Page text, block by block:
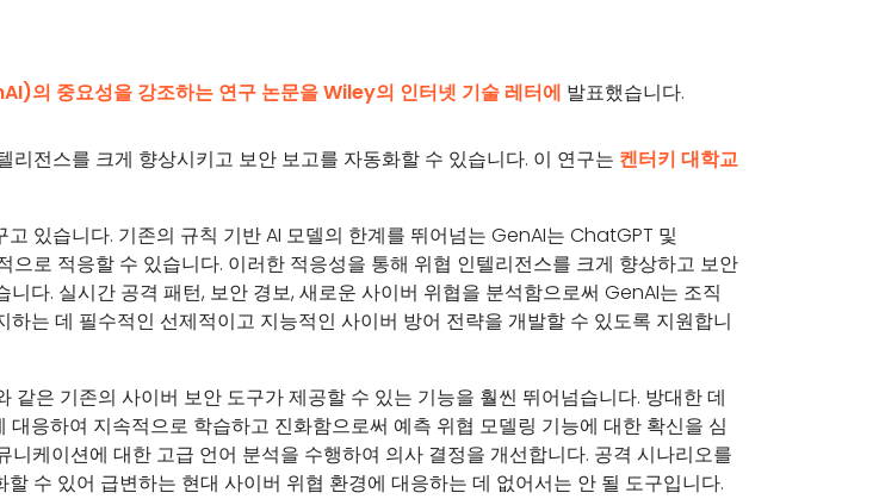
의 중요성을 강조하는 연구 논문을 Wiley의 인터넷 기술 레터에 발표했습니다.
전스를 크게 향상시키고 보안 보고를 자동화할 수 있습니다. 이 연구는 켄터키 대학교
있습니다. 기존의 규칙 기반 AI 모델의 한계를 뛰어넘는 GenAI는 ChatGPT 및
로 적응할 수 있습니다. 이러한 적응성을 통해 위협 인텔리전스를 크게 향상하고 보안
다. 실시간 공격 패턴, 보안 경보, 새로운 사이버 위협을 분석함으로써 GenAI는 조직
는 데 필수적인 선제적이고 지능적인 사이버 방어 전략을 개발할 수 있도록 지원합니
은 기존의 사이버 보안 도구가 제공할 수 있는 기능을 훨씬 뛰어넘습니다. 방대한 데
응하여 지속적으로 학습하고 진화함으로써 예측 위협 모델링 기능에 대한 확신을 심
케이션에 대한 고급 언어 분석을 수행하여 의사 결정을 개선합니다. 공격 시나리오를
수 있어 급변하는 현대 사이버 위협 환경에 대응하는 데 없어서는 안 될 도구입니다.